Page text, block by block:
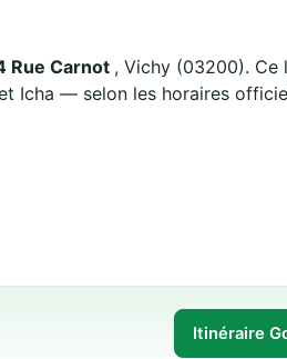
Rue Carnot , Vichy (03200). Ce
Icha — selon les horaires
Itinéraire